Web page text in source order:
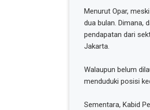
Menurut Opar,
dua bulan. Dimana,
pendapatan dari
Jakarta.
Walaupun belum
menduduki posisi
Sementara, Kabid